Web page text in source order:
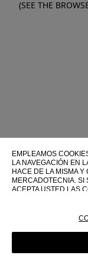
(SEE THE
EMPLEAMOS
LA NAVEGACIÓN EN
HACE DE LA MISMA
MERCADOTECNIA. SI
ACEPTA USTED LAS
SOBRE SU USO EN